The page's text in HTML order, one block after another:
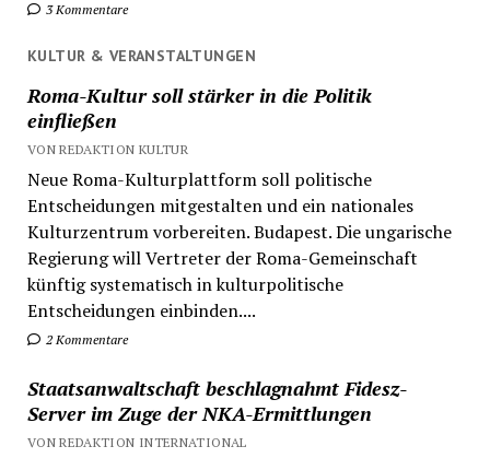
3 Kommentare
KULTUR & VERANSTALTUNGEN
Roma-Kultur soll stärker in die Politik
einfließen
VON REDAKTION KULTUR
Neue Roma-Kulturplattform soll politische
Entscheidungen mitgestalten und ein nationales
Kulturzentrum vorbereiten. Budapest. Die ungarische
Regierung will Vertreter der Roma-Gemeinschaft
künftig systematisch in kulturpolitische
Entscheidungen einbinden....
2 Kommentare
Staatsanwaltschaft beschlagnahmt Fidesz-
Server im Zuge der NKA-Ermittlungen
VON REDAKTION INTERNATIONAL